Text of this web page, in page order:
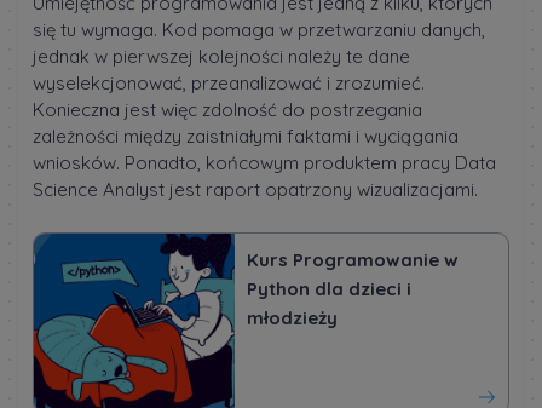
się tu wymaga. Kod pomaga w przetwarzaniu danych,
jednak w pierwszej kolejności należy te dane
wyselekcjonować, przeanalizować i zrozumieć.
Konieczna jest więc zdolność do postrzegania
zależności między zaistniałymi faktami i wyciągania
wniosków. Ponadto, końcowym produktem pracy Data
Science Analyst jest raport opatrzony wizualizacjami.
Kurs Programowanie w
Python dla dzieci i
młodzieży